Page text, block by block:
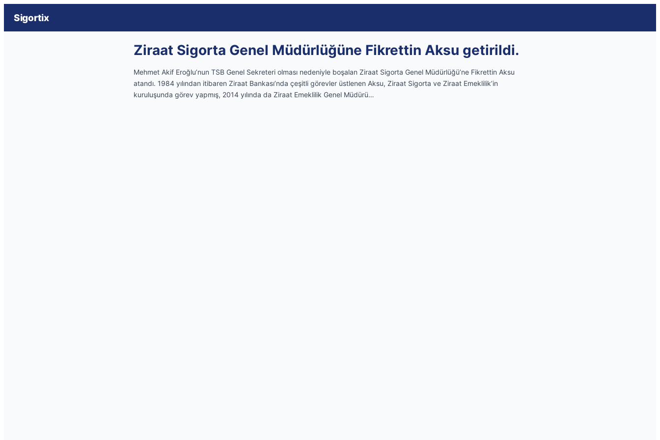
Sigortix
Ziraat Sigorta Genel Müdürlüğüne Fikrettin Aksu getirildi.
Mehmet Akif Eroğlu’nun TSB Genel Sekreteri olması nedeniyle boşalan Ziraat Sigorta Genel Müdürlüğü’ne Fikrettin Aksu
atandı. 1984 yılından itibaren Ziraat Bankası’nda çeşitli görevler üstlenen Aksu, Ziraat Sigorta ve Ziraat Emeklilik’in
kuruluşunda görev yapmış, 2014 yılında da Ziraat Emeklilik Genel Müdürü…